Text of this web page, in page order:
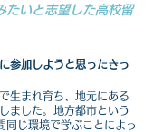
たいと志望した高校留
参加しようと思ったきっ
生まれ育ち、地元にある
ました。地方都市という
同じ環境で学ぶことによっ